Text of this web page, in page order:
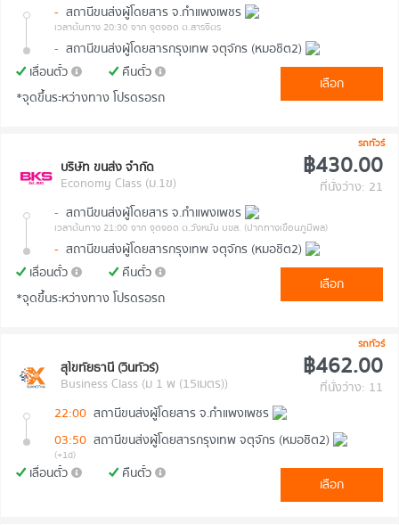
- สถานีขนส่งผู้โดยสาร จ.กำแพงเพชร
เวลาต้นทาง 20:30 จาก จุดจอด ต.สารจิตร
- สถานีขนส่งผู้โดยสารกรุงเทพ จตุจักร (หมอชิต2)
เลื่อนตั๋ว
คืนตั๋ว
*จุดขึ้นระหว่างทาง โปรดรอรถ
เลือก
รถทัวร์
บริษัท ขนส่ง จำกัด
Economy Class (ม.1ข)
฿430.00
ที่นั่งว่าง: 21
- สถานีขนส่งผู้โดยสาร จ.กำแพงเพชร
เวลาต้นทาง 21:00 จาก จุดจอด ต.วังหมัน บขส. (ปากทางเขื่อนภูมิพล)
- สถานีขนส่งผู้โดยสารกรุงเทพ จตุจักร (หมอชิต2)
เลื่อนตั๋ว
คืนตั๋ว
*จุดขึ้นระหว่างทาง โปรดรอรถ
เลือก
รถทัวร์
สุโขทัยธานี (วินทัวร์)
Business Class (ม 1 พ (15เมตร))
฿462.00
ที่นั่งว่าง: 11
22:00 สถานีขนส่งผู้โดยสาร จ.กำแพงเพชร
03:50 สถานีขนส่งผู้โดยสารกรุงเทพ จตุจักร (หมอชิต2)
(+1d)
เลื่อนตั๋ว คืนตั๋ว
เลือก